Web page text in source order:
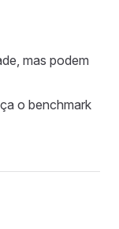
mas podem
o benchmark